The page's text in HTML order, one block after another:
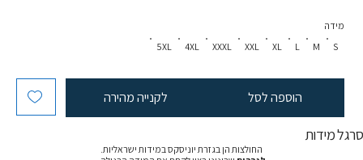
S
M
L
XL
XXL
XXXL
4XL
5XL
מידה
הוספה לסל לקנייה מהירה
סרגל מידות
החולצות הן בגזרת יוניסקס במידות ישראליות.